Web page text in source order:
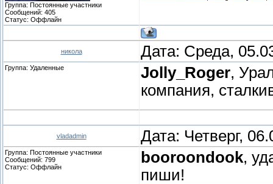
Группа: Постоянные участники
Сообщений: 405
Статус: Оффлайн
никола Дата: Среда,
Группа: Удаленные Jolly_Roger,
компания,
vladadmin Дата: Четверг,
Группа: Постоянные участники
Сообщений: 799
Статус: Оффлайн
booroondook,
пиши!